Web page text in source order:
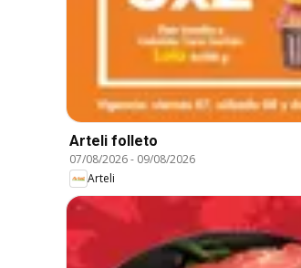
Arteli folleto
07/08/2026- 09/08/2026
Arteli